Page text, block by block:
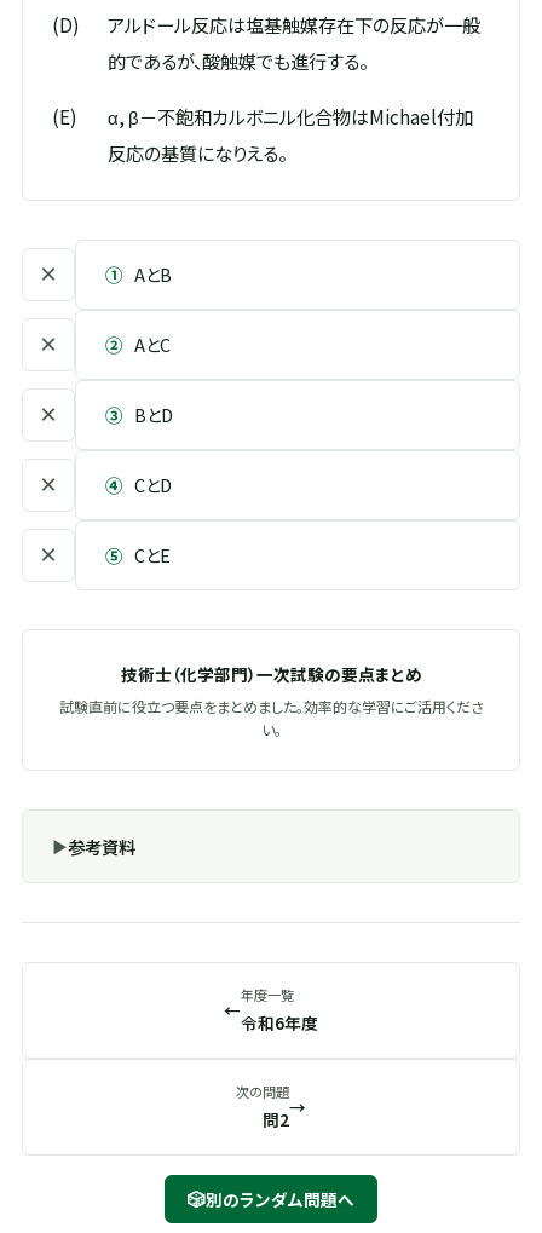
(D)
アルドール反応は塩基触媒存在下の反応が一般
的であるが、酸触媒でも進行する。
(E)
α, β－不飽和カルボニル化合物はMichael付加
反応の基質になりえる。
× ① AとB
× ② AとC
× ③ BとD
× ④ CとD
× ⑤ CとE
技術士（化学部門）一次試験の要点まとめ
試験直前に役立つ要点をまとめました。効率的な学習にご活用くださ
い。
参考資料
←
年度一覧
令和6年度
次の問題
問2
→
🎲別のランダム問題へ